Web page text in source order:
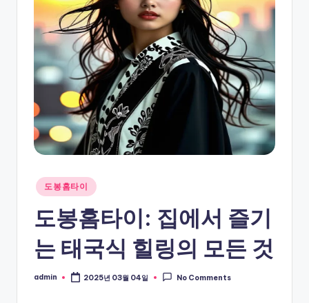
내
근
처
찾
기
Posted
in
도봉홈타이
도봉홈타이: 집에서 즐기
는 태국식 힐링의 모든 것
Posted
admin 2025년 03월 04일 No Comments